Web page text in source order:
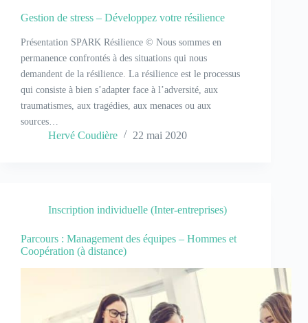
Gestion de stress – Développez votre résilience
Présentation SPARK Résilience © Nous sommes en
permanence confrontés à des situations qui nous
demandent de la résilience. La résilience est le processus
qui consiste à bien s’adapter face à l’adversité, aux
traumatismes, aux tragédies, aux menaces ou aux
sources…
Hervé Coudière 22 mai 2020
Inscription individuelle (Inter-entreprises)
Parcours : Management des équipes – Hommes et
Coopération (à distance)